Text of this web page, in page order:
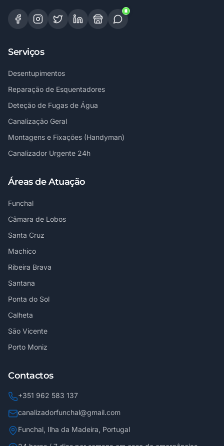
Serviços
Desentupimentos
Reparação de Esquentadores
Deteção de Fugas de Água
Canalização Geral
Montagens e Fixações (Handyman)
Canalizador Urgente 24h
Áreas de Atuação
Funchal
Câmara de Lobos
Santa Cruz
Machico
Ribeira Brava
Santana
Ponta do Sol
Calheta
São Vicente
Porto Moniz
Contactos
+351 962 583 137
canalizadorfunchal@gmail.com
Funchal, Ilha da Madeira, Portugal